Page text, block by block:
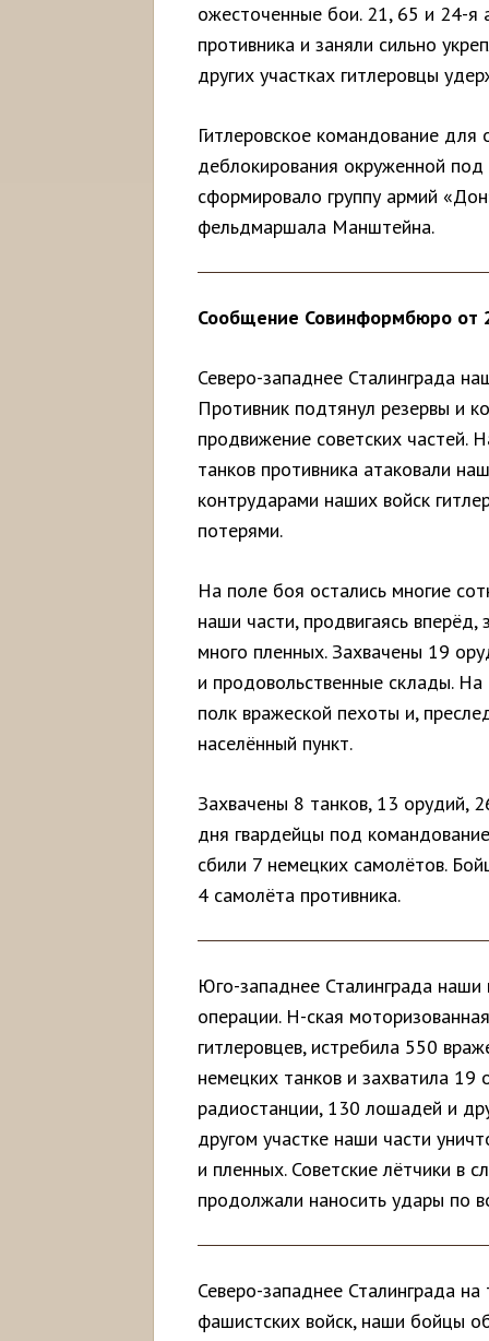
ожесточенные бои. 21, 65 и 24-я
противника и заняли сильно
других участках гитлеровцы
Гитлеровское командование для
деблокирования окруженной
сформировало группу армий
фельдмаршала Манштейна.
Сообщение Совинформбюро от
Северо-западнее Сталинграда
Противник подтянул резервы и
продвижение советских частей.
танков противника атаковали
контрударами наших войск
потерями.
На поле боя остались многие
наши части, продвигаясь
много пленных. Захвачены 19
и продовольственные склады.
полк вражеской пехоты и,
населённый пункт.
Захвачены 8 танков, 13 орудий,
дня гвардейцы под
сбили 7 немецких самолётов.
4 самолёта противника.
Юго-западнее Сталинграда наши
операции. Н-ская
гитлеровцев, истребила 550
немецких танков и захватила
радиостанции, 130 лошадей и
другом участке наши части
и пленных. Советские лётчики в
продолжали наносить удары по
Северо-западнее Сталинграда
фашистских войск, наши бойцы